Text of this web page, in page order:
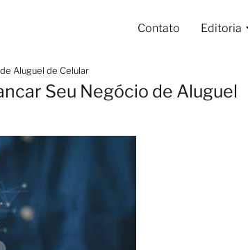
Contato Editoria
Aluguel de Celular
Seu Negócio de Aluguel